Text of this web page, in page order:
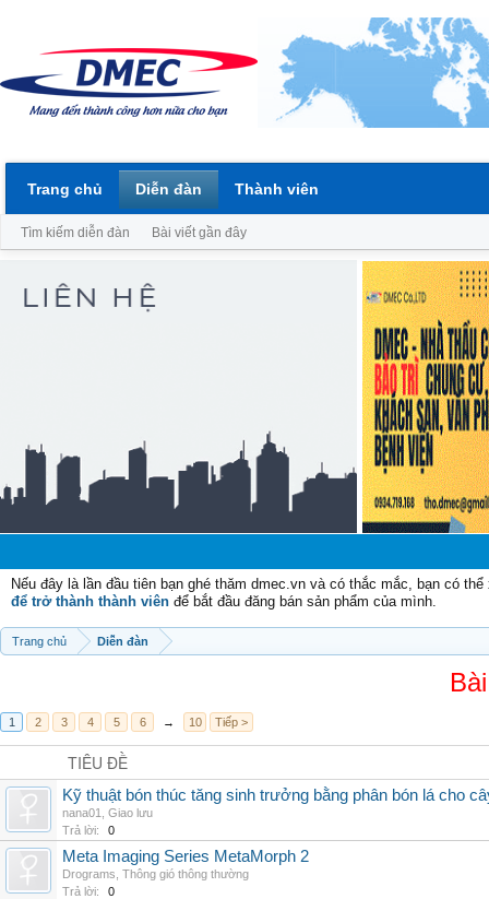
Nếu đây là lần đầu tiên bạn ghé thăm dmec.vn và có thắc mắc, bạn có
để trở thành thành viên để bắt đầu đăng bán sản phẩm của mình.
Trang chủ Diễn đàn
1 2 3 4 5 6 → 10 Tiếp >
TIÊU ĐỀ
Kỹ thuật bón thúc tăng sinh trưởng bằng phân bón lá cho
nana01
Giao lưu
Trả lời:
0
Meta Imaging Series MetaMorph 2
Drograms Thông gió thông thường
Trả lời:
0
Trang chủ Diễn đàn
Tìm kiếm diễn đàn Bài viết gần đây
Thành viên